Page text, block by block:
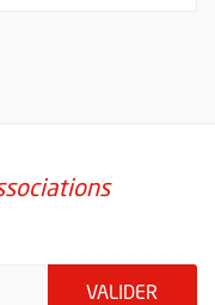
VALIDER